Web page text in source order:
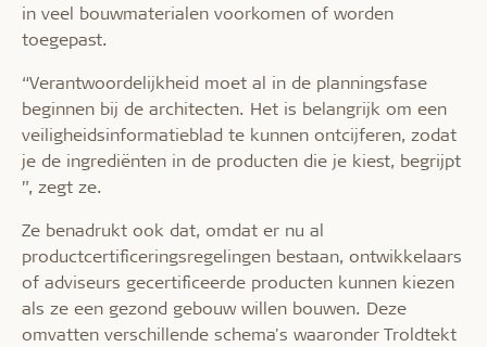
in veel bouwmaterialen voorkomen of worden
toegepast.
“Verantwoordelijkheid moet al in de planningsfase
beginnen bij de architecten. Het is belangrijk om een
veiligheidsinformatieblad te kunnen ontcijferen, zodat
je de ingrediënten in de producten die je kiest, begrijpt
”, zegt ze.
Ze benadrukt ook dat, omdat er nu al
productcertificeringsregelingen bestaan, ontwikkelaars
of adviseurs gecertificeerde producten kunnen kiezen
als ze een gezond gebouw willen bouwen. Deze
omvatten verschillende schema's waaronder Troldtekt